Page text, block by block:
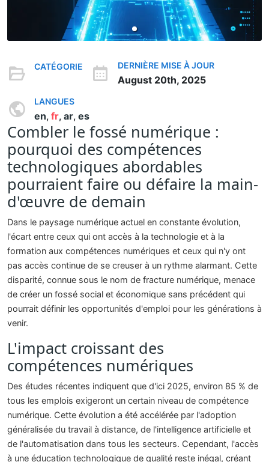
CATÉGORIE DERNIÈRE MISE À JOUR
August 20th, 2025
LANGUES
en, fr, ar, es
Combler le fossé numérique :
pourquoi des compétences
technologiques abordables
pourraient faire ou défaire la main-
d'œuvre de demain
Dans le paysage numérique actuel en constante évolution,
l'écart entre ceux qui ont accès à la technologie et à la
formation aux compétences numériques et ceux qui n'y ont
pas accès continue de se creuser à un rythme alarmant. Cette
disparité, connue sous le nom de fracture numérique, menace
de créer un fossé social et économique sans précédent qui
pourrait définir les opportunités d'emploi pour les générations à
venir.
L'impact croissant des
compétences numériques
Des études récentes indiquent que d'ici 2025, environ 85 % de
tous les emplois exigeront un certain niveau de compétence
numérique. Cette évolution a été accélérée par l'adoption
généralisée du travail à distance, de l'intelligence artificielle et
de l'automatisation dans tous les secteurs. Cependant, l'accès
à une éducation technologique de qualité reste inégal, créant